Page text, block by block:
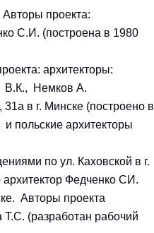
проекта:
С.И. (построена в 1980
архитекторы:
В.К., Немков А.
в г. Минске (построено в
польские архитекторы
Выкуж.
по ул. Каховской в г.
архитектор Федченко СИ.
Авторы проекта
(разработан рабочий